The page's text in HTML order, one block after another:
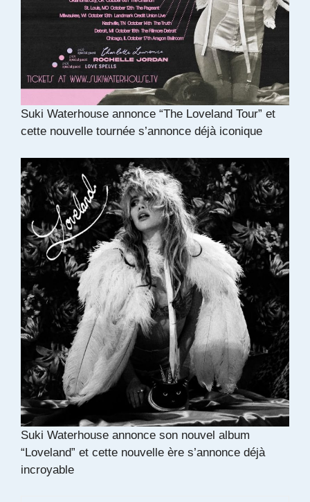
Suki Waterhouse annonce “The Loveland Tour” et
cette nouvelle tournée s’annonce déjà iconique
Suki Waterhouse annonce son nouvel album
“Loveland” et cette nouvelle ère s’annonce déjà
incroyable